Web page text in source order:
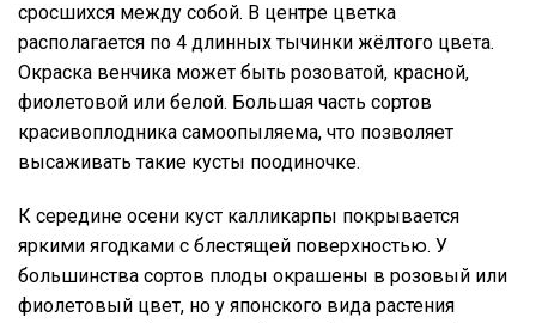
сросшихся между собой. В центре цветка
располагается по 4 длинных тычинки жёлтого цвета.
Окраска венчика может быть розоватой, красной,
фиолетовой или белой. Большая часть сортов
красивоплодника самоопыляема, что позволяет
высаживать такие кусты поодиночке.
К середине осени куст калликарпы покрывается
яркими ягодками с блестящей поверхностью. У
большинства сортов плоды окрашены в розовый или
фиолетовый цвет, но у японского вида растения